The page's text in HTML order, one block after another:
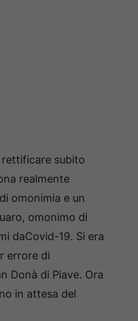
rettificare subito
realmente
omonimia e un
omonimo di
daCovid-19. Si era
errore di
Donà di Piave. Ora
in attesa del